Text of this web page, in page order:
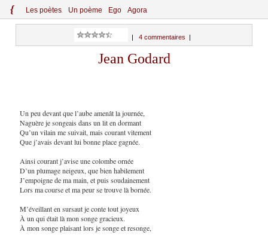
{ Les poètes Un poème Ego Agora
4 commentaires
Jean Godard
Un peu devant que l’aube amenât la journée,
Naguère je songeais dans un lit en dormant
Qu’un vilain me suivait, mais courant vitement
Que j’avais devant lui bonne place gagnée.
Ainsi courant j’avise une colombe ornée
D’un plumage neigeux, que bien habilement
J’empoigne de ma main, et puis soudainement
Lors ma course et ma peur se trouve là bornée.
M’éveillant en sursaut je conte tout joyeux
À un qui était là mon songe gracieux.
À mon songe plaisant lors je songe et resonge,